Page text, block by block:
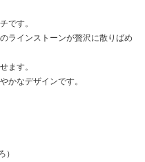
です。
ラインストーンが贅沢に散りばめ
ます。
かなデザインです。
）